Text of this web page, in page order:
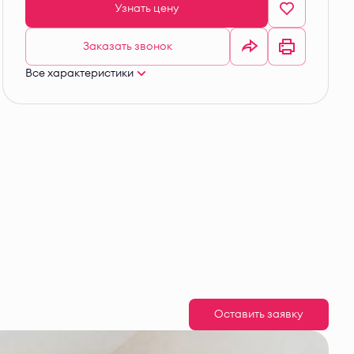
Узнать цену
Заказать звонок
Все характеристики
Оставить заявку